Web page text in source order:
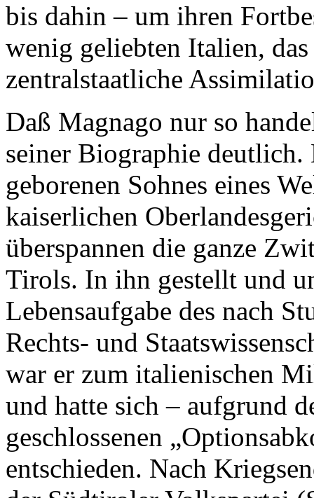
bis dahin – um ihren
wenig geliebten Italien,
zentralstaatliche
Daß Magnago nur so
seiner Biographie
geborenen Sohnes eines
kaiserlichen
überspannen die ganze
Tirols. In ihn gestellt und
Lebensaufgabe des nach
Rechts- und
war er zum italienischen
und hatte sich – aufgrund
geschlossenen
entschieden. Nach